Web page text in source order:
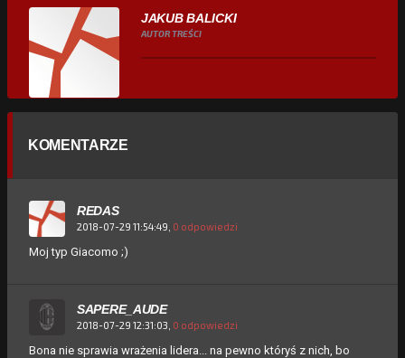
JAKUB BALICKI
AUTOR TREŚCI
KOMENTARZE
REDAS
2018-07-29 11:54:49, 0 odpowiedzi
Moj typ Giacomo ;)
SAPERE_AUDE
2018-07-29 12:31:03, 0 odpowiedzi
Bona nie sprawia wrażenia lidera... na pewno któryś z nich, bo